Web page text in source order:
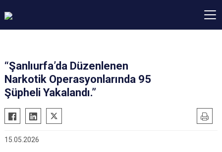
“Şanlıurfa’da Düzenlenen
Narkotik Operasyonlarında 95
Şüpheli Yakalandı.”
15.05.2026